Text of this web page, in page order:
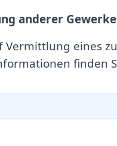
anderer Gewerke
Vermittlung eines
finden